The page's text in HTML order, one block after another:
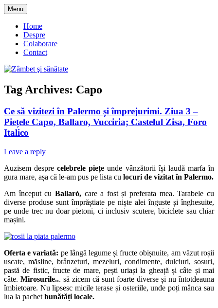
Skip
to
content
Zâmbet şi sănătate
Menu
Home
Despre
Colaborare
Contact
Tag Archives: Capo
Ce să vizitezi în Palermo și împrejurimi. Ziua 3 –
Piețele Capo, Ballaro, Vucciria; Castelul Zisa, Foro
Italico
Leave a reply
Auzisem desprecelebrele piețe unde vânzătorii își laudă marfa în
gura mare, așa că le-am pus pe lista cu locuri de vizitat în Palermo.
Am început cu Ballarò, care a fost și preferata mea. Tarabele cu
diverse produse sunt împrăștiate pe niște alei înguste și înghesuite,
pe unde trec nu doar pietoni, ci inclusiv scutere, biciclete sau chiar
mașini.
Oferta e variată: pe lângă legume și fructe obișnuite, am văzut roșii
uscate, măsline, brânzeturi, mezeluri, condimente, dulciuri, sosuri,
pastă de fistic, fructe de mare, pești uriași la gheață și câte și mai
câte. Mirosurile... să zicem că sunt foarte diverse și nu întotdeauna
îmbietoare. Nu lipsesc micile terase și osteriile, unde poți mânca sau
lua la pachet bunătăți locale.